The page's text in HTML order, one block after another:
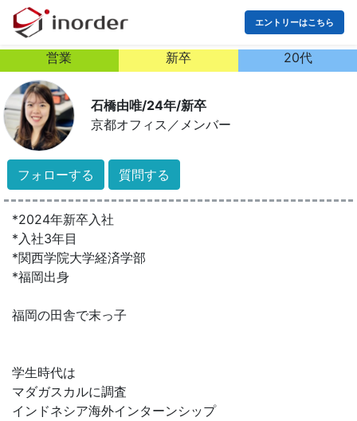
エントリーはこちら
営業 新卒 20代
石橋由唯/24年/新卒
京都オフィス ／ メンバー
フォローする 質問する
*2024年新卒入社
*入社3年目
*関西学院大学経済学部
*福岡出身
福岡の田舎で末っ子
学生時代は
マダガスカルに調査
インドネシア海外インターンシップ